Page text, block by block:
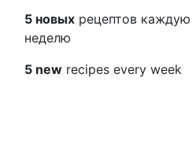
5 новых рецептов каждую
неделю
5 new recipes every week